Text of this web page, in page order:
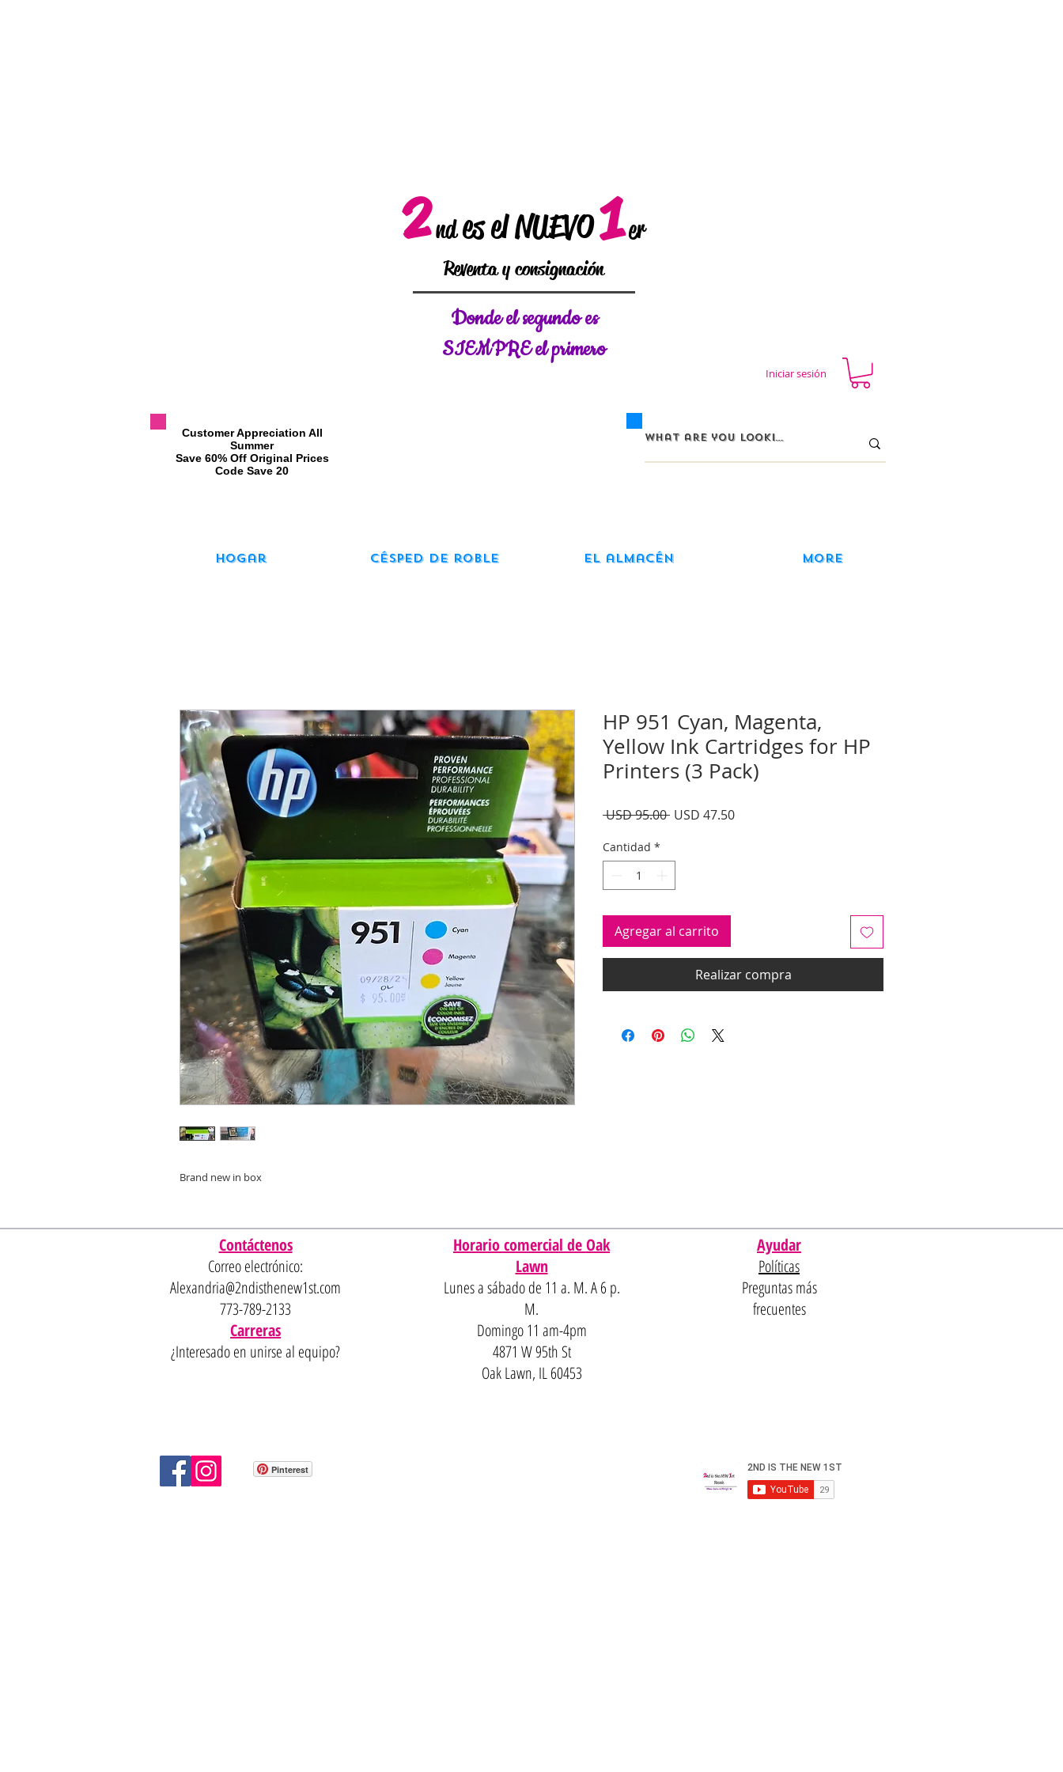
2 nd es el NUEVO1 er
Reventa y consignación
​Customer Appreciation All
Summer
​Save 60% Off Original Prices
​Code Save 20
Donde elsegundo es
SIEMPRE el primero
Iniciar sesión
Hogar Césped de roble El almacén More
Brand new in box
HP 951 Cyan, Magenta,
Yellow Ink Cartridges for HP
Printers (3 Pack)
USD 95.00 Precio
USD 47.50Precio
Cantidad *
Agregar al carrito
Realizar compra
Contáctenos
Correo electrónico:
Alexandria@2ndisthenew1st.com
773-789-2133
Carreras
¿Interesado en unirse al equipo?
Horario comercial de Oak
Lawn
Lunes a sábado de 11 a. M. A 6 p.
M.
Domingo 11 am-4pm
4871 W 95th St
Oak Lawn, IL 60453
Ayudar
Políticas
Preguntas más
frecuentes
Pinterest